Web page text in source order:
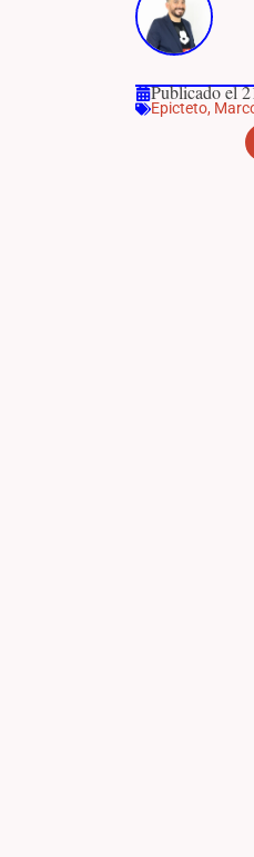
Publicado el
Epicteto,